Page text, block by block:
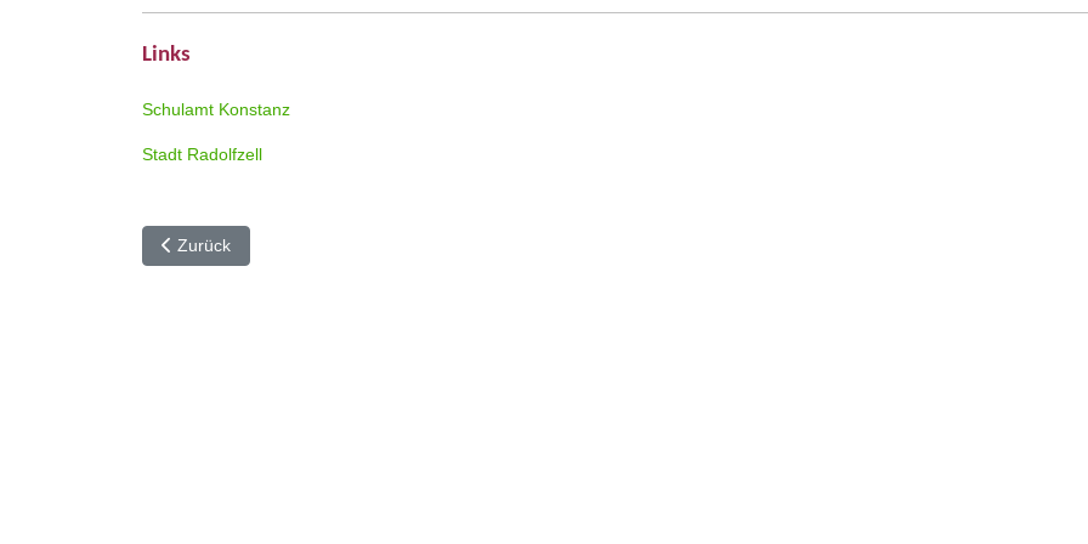
Links
Schulamt Konstanz
Stadt Radolfzell
Vorheriger Beitrag: Förderverein
Zurück